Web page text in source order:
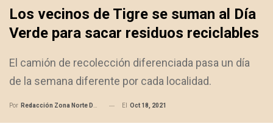
Los vecinos de Tigre se suman al Día
Verde para sacar residuos reciclables
El camión de recolección diferenciada pasa un día
de la semana diferente por cada localidad.
Por Redacción Zona Norte Daily El Oct 18, 2021